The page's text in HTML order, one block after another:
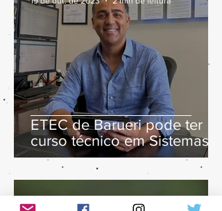
ETEC de Barueri pode ter
curso técnico em Sistemas
de Energia Renovável
Notícias da Região